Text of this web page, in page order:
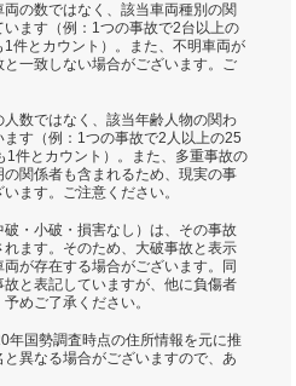
両の数ではなく、該当車両種別の関
ます（例：1つの事故で2台以上の
件とカウント）。また、不明車両が
一致しない場合がございます。ご
人数ではなく、該当年齢人物の関わ
す（例：1つの事故で2人以上の25
1件とカウント）。また、多重事故の
関係者も含まれるため、現実の事
ます。ご注意ください。
破・小破・損害なし）は、その事故
ます。そのため、大破事故と表示
が存在する場合がございます。同
と表記していますが、他に負傷者
めご了承ください。
年国勢調査時点の住所情報を元に推
異なる場合がございますので、あ